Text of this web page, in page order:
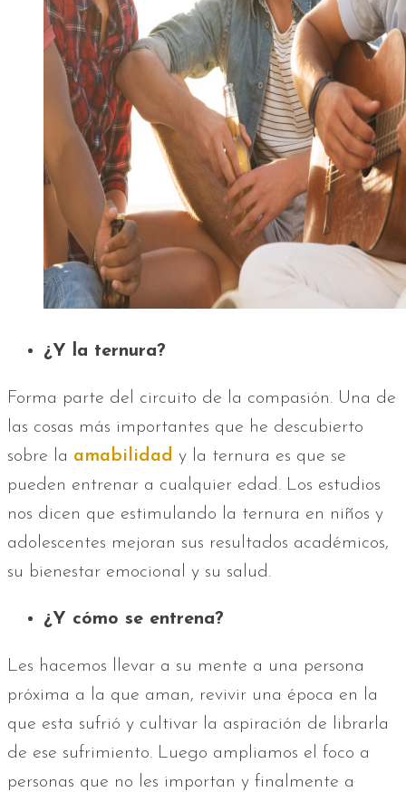
¿Y la ternura?
Forma parte del circuito de la compasión. Una de
las cosas más importantes que he descubierto
sobre la amabilidad y la ternura es que se
pueden entrenar a cualquier edad. Los estudios
nos dicen que estimulando la ternura en niños y
adolescentes mejoran sus resultados académicos,
su bienestar emocional y su salud.
¿Y cómo se entrena?
Les hacemos llevar a su mente a una persona
próxima a la que aman, revivir una época en la
que esta sufrió y cultivar la aspiración de librarla
de ese sufrimiento. Luego ampliamos el foco a
personas que no les importan y finalmente a